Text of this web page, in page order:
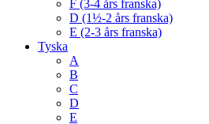
F (3-4 års franska)
D (1½-2 års franska)
E (2-3 års franska)
Tyska
A
B
C
D
E